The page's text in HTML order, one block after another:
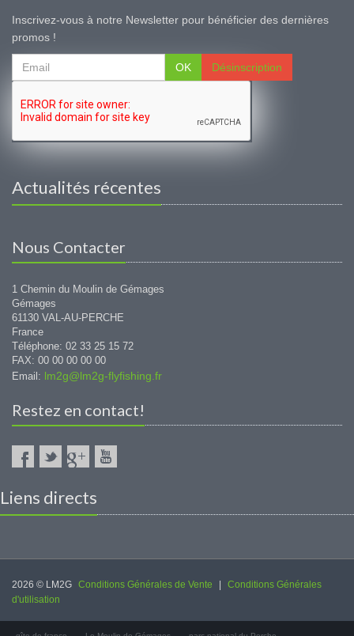
Inscrivez-vous à notre Newsletter pour bénéficier des dernières
promos !
OK Désinscription
Actualités récentes
Nous Contacter
1 Chemin du Moulin de Gémages
Gémages
61130 VAL-AU-PERCHE
France
Téléphone: 02 33 25 15 72
FAX: 00 00 00 00 00
Email: lm2g@lm2g-flyfishing.fr
Restez en contact!
Liens directs
2026 © LM2G Conditions Générales de Vente
Conditions Générales
d'utilisation